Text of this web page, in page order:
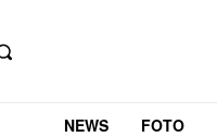
NEWS FOTO